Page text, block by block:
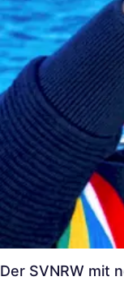
Der SVNRW mit